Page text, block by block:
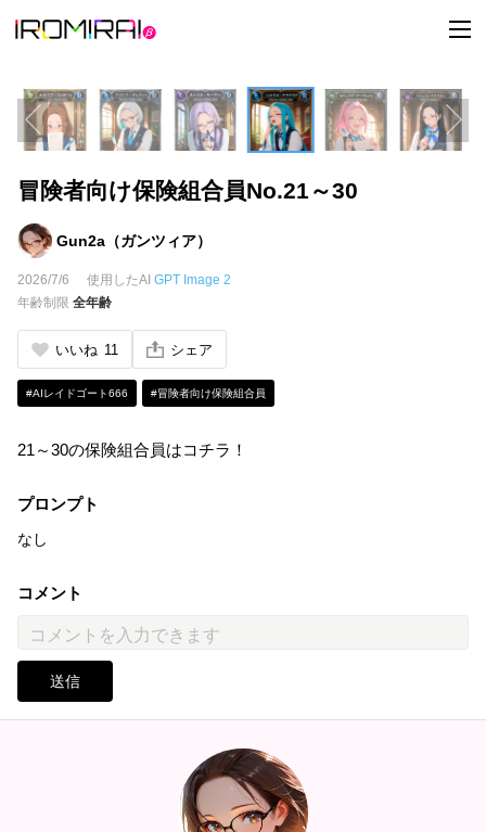
t
o
l
e
n
a
v
冒険者向け保険組合員No.21～30
Gun2a（ガンツィア）
2026/7/6 使用したAI GPT Image 2
年齢制限 全年齢
いいね 11 シェア
#AIレイドゴート666 #冒険者向け保険組合員
21～30の保険組合員はコチラ！
プロンプト
なし
コメント
送信